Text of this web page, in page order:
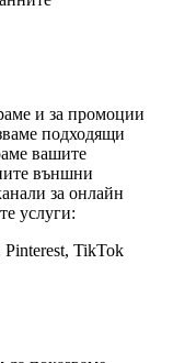
и за промоции
подходящи
вашите
външни
за онлайн
услуги:
TikTok